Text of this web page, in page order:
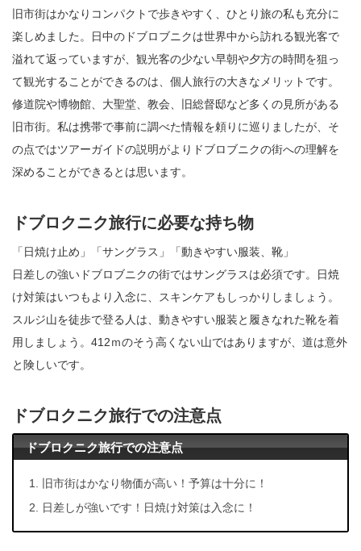
旧市街はかなりコンパクトで歩きやすく、ひとり旅の私も充分に
楽しめました。日中のドブロブニクは世界中から訪れる観光客で
溢れて返っていますが、観光客の少ない早朝や夕方の時間を狙っ
て観光することができるのは、個人旅行の大きなメリットです。
修道院や博物館、大聖堂、教会、旧総督邸など多くの見所がある
旧市街。私は携帯で事前に調べた情報を頼りに巡りましたが、そ
の点ではツアーガイドの説明がよりドブロブニクの街への理解を
深めることができるとは思います。
ドブロクニク旅行に必要な持ち物
「日焼け止め」「サングラス」「動きやすい服装、靴」
日差しの強いドブロブニクの街ではサングラスは必須です。日焼
け対策はいつもより入念に、スキンケアもしっかりしましょう。
スルジ山を徒歩で登る人は、動きやすい服装と履きなれた靴を着
用しましょう。412ｍのそう高くない山ではありますが、道は意外
と険しいです。
ドブロクニク旅行での注意点
ドブロクニク旅行での注意点
旧市街はかなり物価が高い！予算は十分に！
日差しが強いです！日焼け対策は入念に！